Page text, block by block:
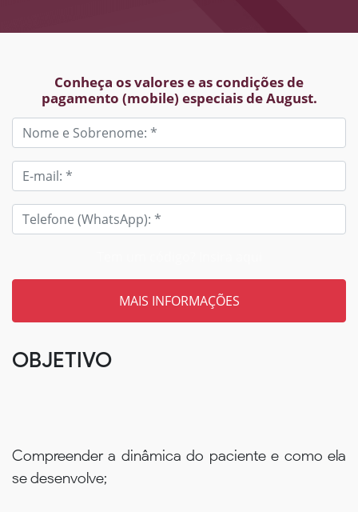
Conheça os valores e as condições de
pagamento (mobile) especiais de August.
OBJETIVO
Compreender a dinâmica do paciente e como ela
se desenvolve;